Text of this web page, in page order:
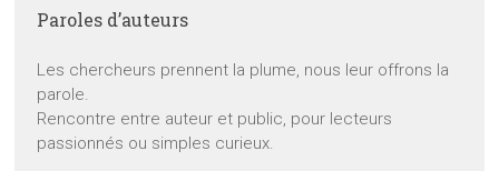
Paroles d’auteurs
Les chercheurs prennent la plume, nous leur offrons la
parole.
Rencontre entre auteur et public, pour lecteurs
passionnés ou simples curieux.